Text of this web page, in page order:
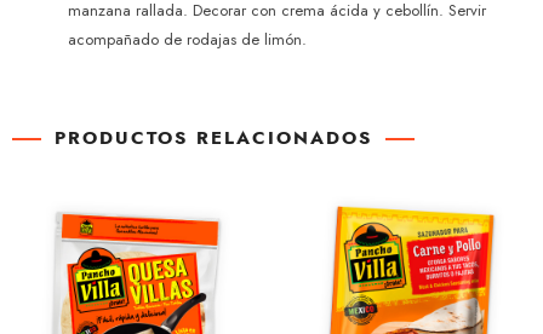
manzana rallada. Decorar con crema ácida y cebollín. Servir
acompañado de rodajas de limón.
PRODUCTOS RELACIONADOS